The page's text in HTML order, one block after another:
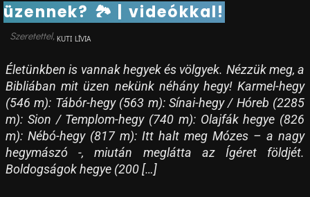
üzennek? 🏞 | videókkal!
KUTI LÍVIA
Életünkben is vannak hegyek és völgyek. Nézzük meg, a
Bibliában mit üzen nekünk néhány hegy! Karmel-hegy
(546 m): Tábór-hegy (563 m): Sínai-hegy / Hóreb (2285
m): Sion / Templom-hegy (740 m): Olajfák hegye (826
m): Nébó-hegy (817 m): Itt halt meg Mózes – a nagy
hegymászó -, miután meglátta az Ígéret földjét.
Boldogságok hegye (200 […]